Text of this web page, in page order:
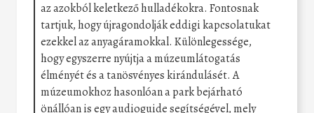
az azokból keletkező hulladékokra. Fontosnak
tartjuk, hogy újragondolják eddigi kapcsolatukat
ezekkel az anyagáramokkal. Különlegessége,
hogy egyszerre nyújtja a múzeumlátogatás
élményét és a tanösvényes kirándulásét. A
múzeumokhoz hasonlóan a park bejárható
önállóan is egy audioguide segítségével, mely